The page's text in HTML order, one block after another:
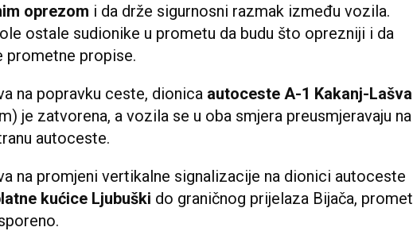
oprezom i da drže sigurnosni razmak između vozila.
ostale sudionike u prometu da budu što oprezniji i da
prometne propise.
na popravku ceste, dionica autoceste A-1 Kakanj-Lašva
je zatvorena, a vozila se u oba smjera preusmjeravaju na
autoceste.
na promjeni vertikalne signalizacije na dionici autoceste
kućice Ljubuški do graničnog prijelaza Bijača, promet